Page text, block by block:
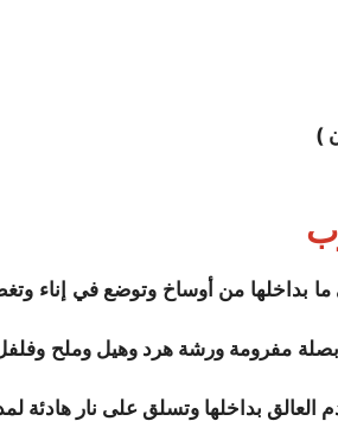
)
بصلة مفرومة ورشة هرد وهيل وملح
على نار هادئة لمدة ( 20 ) دقيقة ( اقل من فترة